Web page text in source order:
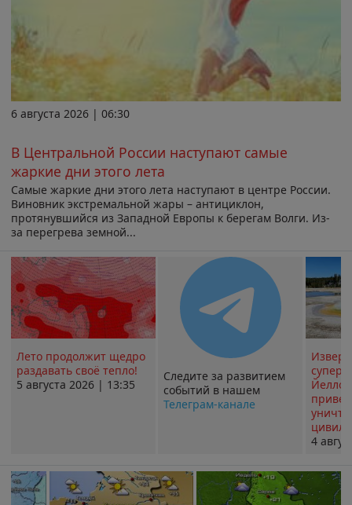
6 августа 2026 | 06:30
В Центральной России наступают самые
жаркие дни этого лета
Самые жаркие дни этого лета наступают в центре России.
Виновник экстремальной жары – антициклон,
протянувшийся из Западной Европы к берегам Волги. Из-
за перегрева земной...
Лето продолжит щедро
раздавать своё тепло!
5 августа 2026 | 13:35
Следите за развитием
событий в нашем
Телеграм-канале
4